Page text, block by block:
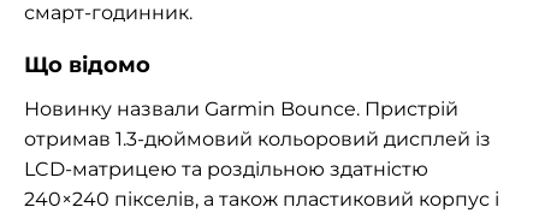
смарт-годинник.
Що відомо
Новинку назвали Garmin Bounce. Пристрій
отримав 1.3-дюймовий кольоровий дисплей із
LCD-матрицею та роздільною здатністю
240×240 пікселів, а також пластиковий корпус і